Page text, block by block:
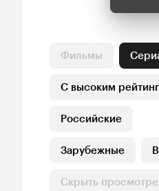
Фильмы
С высоким
Российские
Зарубежные
Скрыть